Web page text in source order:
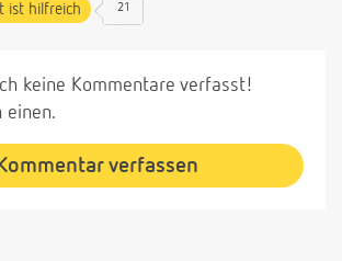
ist hilfreich 21
keine Kommentare verfasst!
einen.
verfassen